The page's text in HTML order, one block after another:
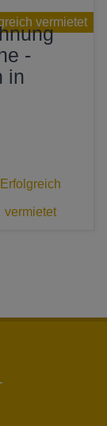
vermietet
-
in
Erfolgreich
vermietet